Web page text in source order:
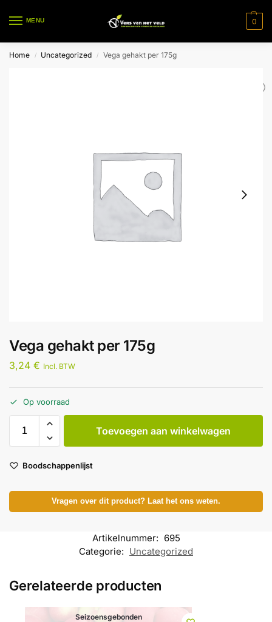
MENU 0
Home / Uncategorized / Vega gehakt per 175g
Vega gehakt per 175g
3,24 € Incl. BTW
Op voorraad
Toevoegen aan winkelwagen
Boodschappenlijst
Vragen over dit product? Laat het ons weten.
Artikelnummer: 695
Categorie: Uncategorized
Gerelateerde producten
Seizoensgebonden